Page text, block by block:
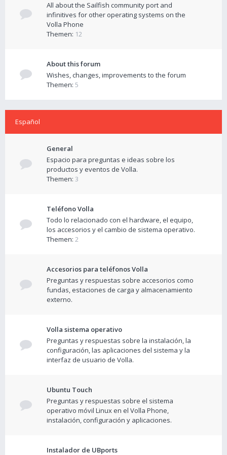
All about the Sailfish community port and
infinitives for other operating systems on the
Volla Phone
Themen: 12
About this forum
Wishes, changes, improvements to the forum
Themen: 5
Español
General
Espacio para preguntas e ideas sobre los
productos y eventos de Volla.
Themen: 3
Teléfono Volla
Todo lo relacionado con el hardware, el equipo,
los accesorios y el cambio de sistema operativo.
Themen: 2
Accesorios para teléfonos Volla
Preguntas y respuestas sobre accesorios como
fundas, estaciones de carga y almacenamiento
externo.
Volla sistema operativo
Preguntas y respuestas sobre la instalación, la
configuración, las aplicaciones del sistema y la
interfaz de usuario de Volla.
Ubuntu Touch
Preguntas y respuestas sobre el sistema
operativo móvil Linux en el Volla Phone,
instalación, configuración y aplicaciones.
Instalador de UBports